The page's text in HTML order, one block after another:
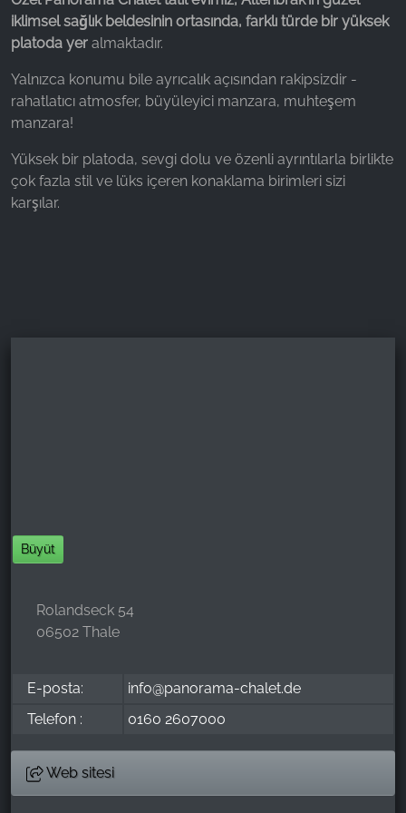
iklimsel sağlık beldesinin ortasında, farklı türde bir yüksek
platoda yer almaktadır.
Yalnızca konumu bile ayrıcalık açısından rakipsizdir -
rahatlatıcı atmosfer, büyüleyici manzara, muhteşem
manzara!
Yüksek bir platoda, sevgi dolu ve özenli ayrıntılarla birlikte
çok fazla stil ve lüks içeren konaklama birimleri sizi
karşılar.
Büyüt
Rolandseck 54
06502 Thale
E-posta:
info@panorama-chalet.de
Telefon :
0160 2607000
Web sitesi
Name:
_fbp, fr, _fbq, fbq
Provider:
Facebook Ireland Ltd.
Reklam ölçümü ve pazarlaması
Cookie duration:
Cookie duration:
24 saat - 2 yıl